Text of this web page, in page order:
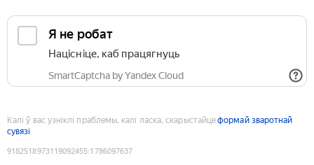
Я не робат
Націсніце, каб працягнуць
SmartCaptcha by Yandex Cloud
Калі ў вас узніклі праблемы, калі ласка, скарыстайцеформай зваротнай
сувязі
9182518973119092455:1786097637